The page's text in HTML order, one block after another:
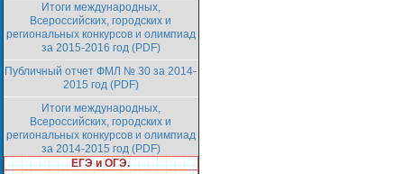
Итоги международных,
Всероссийских, городских и
региональных конкурсов и олимпиад
за 2015-2016 год (PDF)
Публичный отчет ФМЛ № 30 за 2014-
2015 год (PDF)
Итоги международных,
Всероссийских, городских и
региональных конкурсов и олимпиад
за 2014-2015 год (PDF)
ЕГЭ и ОГЭ.